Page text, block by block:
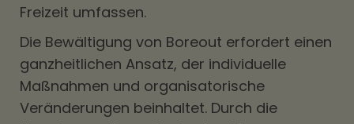
Freizeit umfassen.
Die Bewältigung von Boreout erfordert einen
ganzheitlichen Ansatz, der individuelle
Maßnahmen und organisatorische
Veränderungen beinhaltet. Durch die